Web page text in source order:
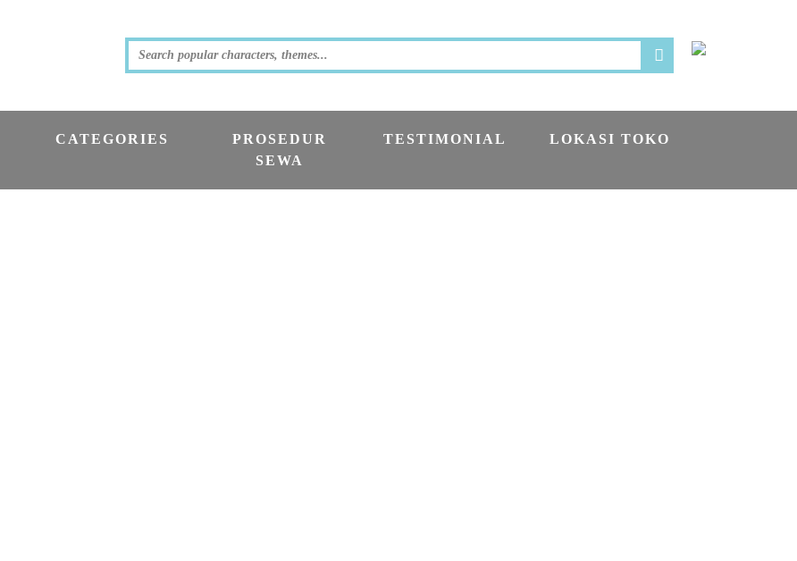
CATEGORIES
PROSEDUR
SEWA
TESTIMONIAL LOKASI TOKO